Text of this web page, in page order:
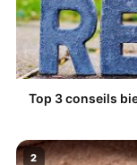
Top 3 conseils
2